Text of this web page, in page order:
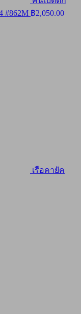
#862M ฿2,050.00
เรือคายัค